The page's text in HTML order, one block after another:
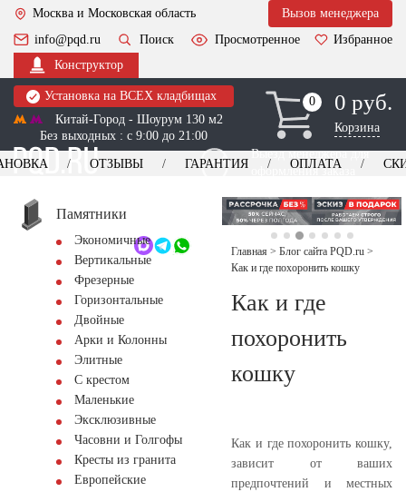
Москва и Московская область
Вызов менеджера
info@pqd.ru
Поиск Просмотренное
Избранное
Конструктор
Установка на ВСЕХ кладбищах
Китай-Город - Шоурум 130 м2
Без выходных : с 9:00 до 21:00
0
0 0 руб.
Корзина
Выезд менеджера для
оформления заказа
+7 (495) 518-44-23
Обратный звонок
ОТЗЫВЫ ГАРАНТИЯ ОПЛАТА
Памятники
Экономичные
Вертикальные
Фрезерные
Горизонтальные
Двойные
Арки и Колонны
Элитные
С крестом
Маленькие
Эксклюзивные
Часовни и Голгофы
Кресты из гранита
Европейские
Главная > Блог сайта PQD.ru >
Как и где похоронить кошку
Как и где
похоронить
кошку
Как и где похоронить кошку,
зависит от ваших
предпочтений и местных